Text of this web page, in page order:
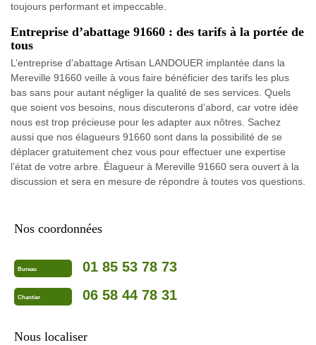
toujours performant et impeccable.
Entreprise d’abattage 91660 : des tarifs à la portée de
tous
L’entreprise d’abattage Artisan LANDOUER implantée dans la
Mereville 91660 veille à vous faire bénéficier des tarifs les plus
bas sans pour autant négliger la qualité de ses services. Quels
que soient vos besoins, nous discuterons d’abord, car votre idée
nous est trop précieuse pour les adapter aux nôtres. Sachez
aussi que nos élagueurs 91660 sont dans la possibilité de se
déplacer gratuitement chez vous pour effectuer une expertise
l’état de votre arbre. Élagueur à Mereville 91660 sera ouvert à la
discussion et sera en mesure de répondre à toutes vos questions.
Nos coordonnées
Bureau 01 85 53 78 73
Chantier 06 58 44 78 31
Nous localiser